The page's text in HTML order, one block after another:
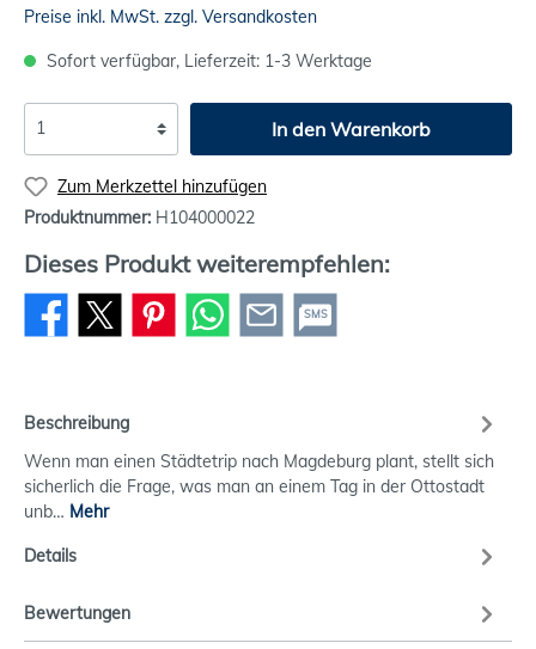
Preise inkl. MwSt. zzgl. Versandkosten
Sofort verfügbar, Lieferzeit: 1-3 Werktage
In den Warenkorb
Zum Merkzettel hinzufügen
Produktnummer: H104000022
Dieses Produkt weiterempfehlen:
SMS
Beschreibung
Wenn man einen Städtetrip nach Magdeburg plant, stellt sich
sicherlich die Frage, was man an einem Tag in der Ottostadt
unb… Mehr
Details
Bewertungen